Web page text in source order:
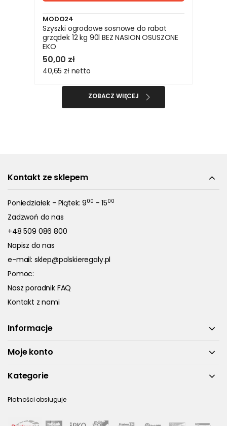
MODO24
Szyszki ogrodowe sosnowe do rabat
grządek 12 kg 90l BEZ NASION OSUSZONE
EKO
50,00 zł
40,65 zł netto
ZOBACZ WIĘCEJ
Kontakt ze sklepem
Poniedziałek - Piątek: 900 - 1500
Zadzwoń do nas
+48 509 086 800
Napisz do nas
e-mail: sklep@polskieregaly.pl
Pomoc:
Nasz poradnik FAQ
Kontakt z nami
Informacje
Moje konto
Kategorie
Płatności obsługuje